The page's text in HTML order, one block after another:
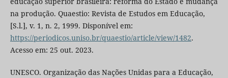
na produção. Quaestio: Revista de Estudos em Educação,
[S.l.], v. 1, n. 2, 1999. Disponível em:
https://periodicos.uniso.br/quaestio/article/view/1482.
Acesso em: 25 out. 2023.
UNESCO. Organização das Nações Unidas para a Educação,